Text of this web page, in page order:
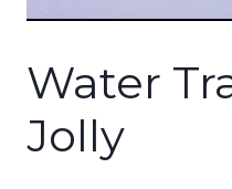
Water
Jolly